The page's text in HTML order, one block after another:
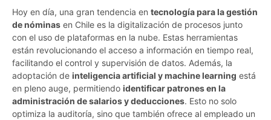
Hoy en día, una gran tendencia en tecnología para la gestión
de nóminas en Chile es la digitalización de procesos junto
con el uso de plataformas en la nube. Estas herramientas
están revolucionando el acceso a información en tiempo real,
facilitando el control y supervisión de datos. Además, la
adoptación de inteligencia artificial y machine learning está
en pleno auge, permitiendo identificar patrones en la
administración de salarios y deducciones. Esto no solo
optimiza la auditoría, sino que también ofrece al empleado un